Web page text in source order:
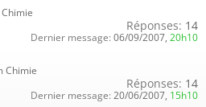
Réponses: 14
Dernier message: 06/09/2007, 20h10
Chimie
Réponses: 14
Dernier message: 20/06/2007, 15h10